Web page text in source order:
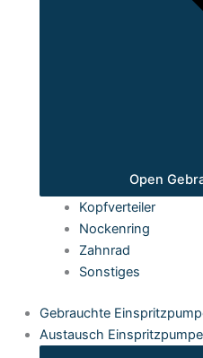
Open
Kopfverteiler
Nockenring
Zahnrad
Sonstiges
Gebrauchte
Austausch